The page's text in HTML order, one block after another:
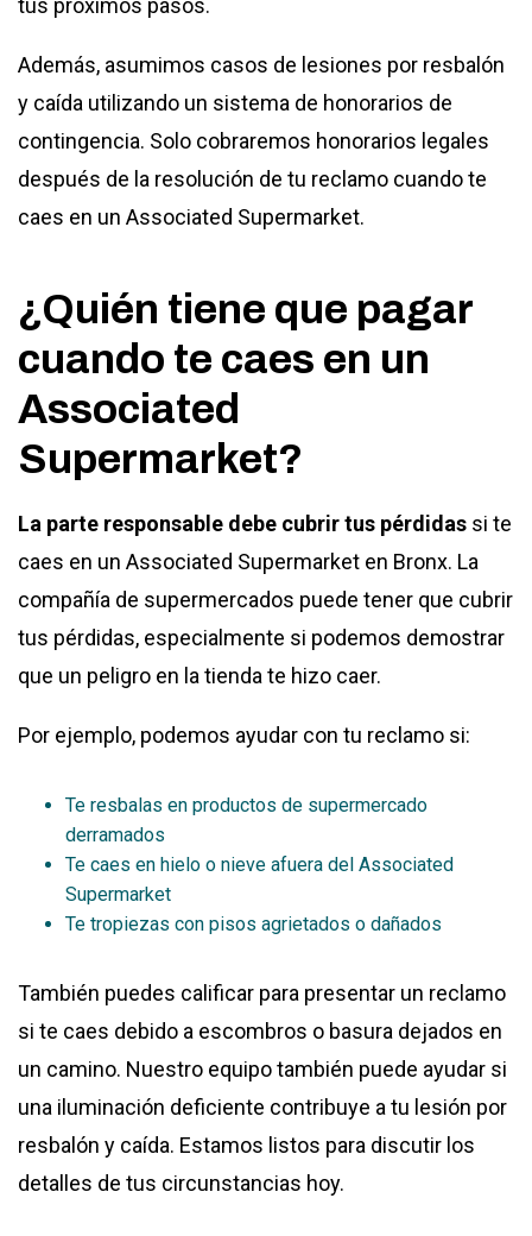
tus próximos pasos.
Además, asumimos casos de lesiones por resbalón
y caída utilizando un sistema de honorarios de
contingencia. Solo cobraremos honorarios legales
después de la resolución de tu reclamo cuando te
caes en un Associated Supermarket.
¿Quién tiene que pagar
cuando te caes en un
Associated
Supermarket?
La parte responsable debe cubrir tus pérdidas si te
caes en un Associated Supermarket en Bronx. La
compañía de supermercados puede tener que cubrir
tus pérdidas, especialmente si podemos demostrar
que un peligro en la tienda te hizo caer.
Por ejemplo, podemos ayudar con tu reclamo si:
Te resbalas en productos de supermercado
derramados
Te caes en hielo o nieve afuera del Associated
Supermarket
Te tropiezas con pisos agrietados o dañados
También puedes calificar para presentar un reclamo
si te caes debido a escombros o basura dejados en
un camino. Nuestro equipo también puede ayudar si
una iluminación deficiente contribuye a tu lesión por
resbalón y caída. Estamos listos para discutir los
detalles de tus circunstancias hoy.